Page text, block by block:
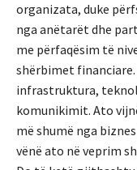
organizata, duke
nga anëtarët dhe
me përfaqësim të
shërbimet
infrastruktura,
komunikimit. Ato
më shumë nga
vënë ato në veprim